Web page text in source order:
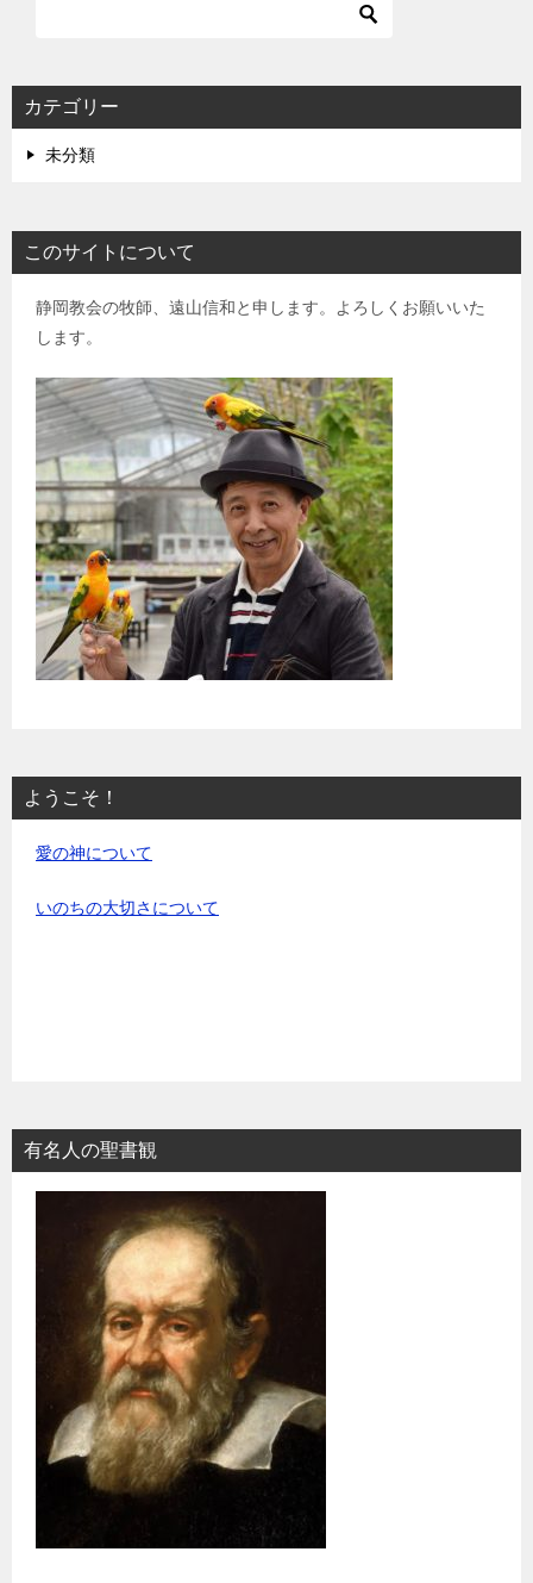
カテゴリー
未分類
このサイトについて
静岡教会の牧師、遠山信和と申します。よろしくお願いいた
します。
ようこそ！
愛の神について
いのちの大切さについて
有名人の聖書観